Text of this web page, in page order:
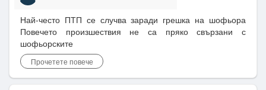
Най-често ПТП се случва заради грешка на шофьора
Повечето произшествия не са пряко свързани с
шофьорските
Прочетете повече